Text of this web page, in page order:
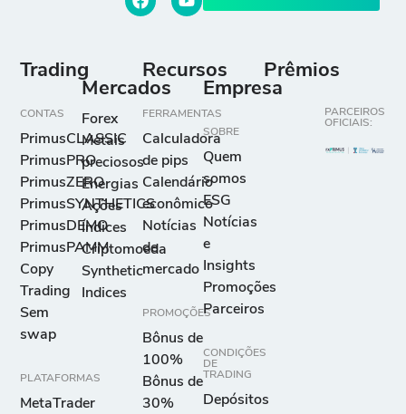
Trading
CONTAS
PrimusCLASSIC
PrimusPRO
PrimusZERO
PrimusSYNTHETICS
PrimusDEMO
PrimusPAMM
Copy
Trading
Sem
swap
PLATAFORMAS
MetaTrader
Mercados
Forex
Metais
preciosos
Energias
Ações
Índices
Criptomoeda
Synthetic
Indices
Recursos
FERRAMENTAS
Calculadora
de pips
Calendário
econômico
Notícias
de
mercado
PROMOÇÕES
Bônus de
100%
Bônus de
30%
Empresa
SOBRE
Quem
somos
ESG
Notícias
e
Insights
Promoções
Parceiros
CONDIÇÕES
DE
TRADING
Depósitos
Prêmios
PARCEIROS
OFICIAIS: